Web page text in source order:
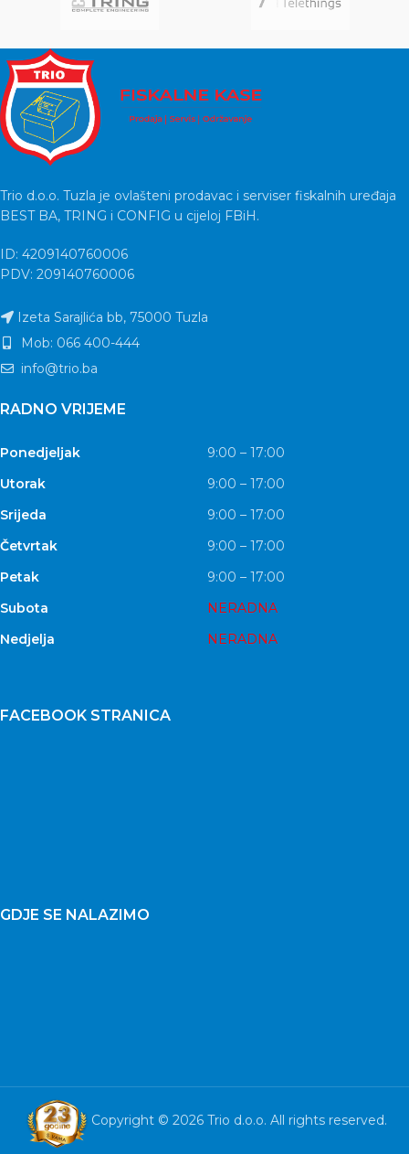
Trio d.o.o. Tuzla je ovlašteni prodavac i serviser fiskalnih uređaja
BEST BA, TRING i CONFIG u cijeloj FBiH.
ID: 4209140760006
PDV: 209140760006
Izeta Sarajlića bb, 75000 Tuzla
Mob: 066 400-444
info@trio.ba
RADNO VRIJEME
Ponedjeljak
9:00 – 17:00
Utorak
9:00 – 17:00
Srijeda
9:00 – 17:00
Četvrtak
9:00 – 17:00
Petak
9:00 – 17:00
Subota
NERADNA
Nedjelja
NERADNA
FACEBOOK STRANICA
GDJE SE NALAZIMO
Copyright © 2026 Trio d.o.o. All rights reserved.